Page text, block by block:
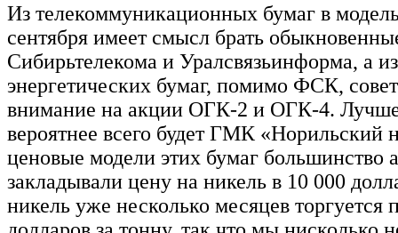
Из телекоммуникационных бумаг в
сентября имеет смысл брать
Сибирьтелекома и Уралсвязьинформа, а из
энергетических бумаг, помимо ФСК,
внимание на акции ОГК-2 и ОГК-4.
вероятнее всего будет ГМК «Норильский
ценовые модели этих бумаг большинство
закладывали цену на никель в 10 000
никель уже несколько месяцев торгуется